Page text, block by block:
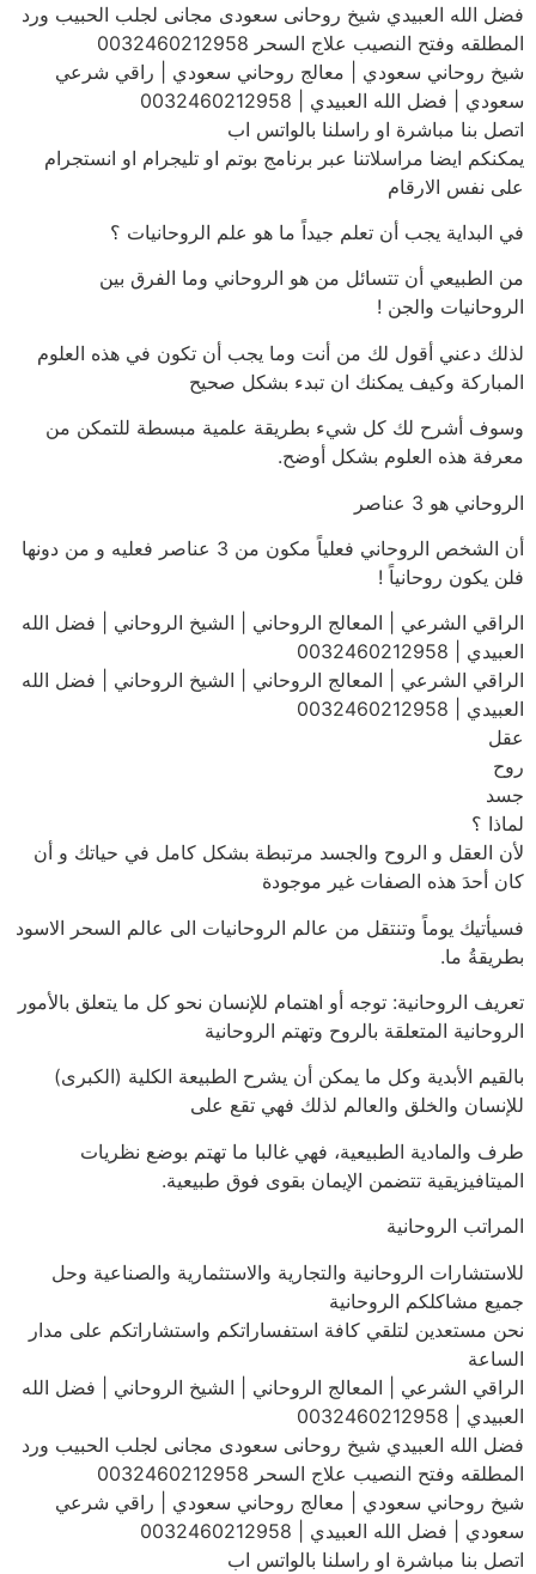
فضل الله العبيدي شيخ روحانى سعودى مجانى لجلب الحبيب ورد
المطلقه وفتح النصيب علاج السحر 0032460212958
شيخ روحاني سعودي | معالج روحاني سعودي | راقي شرعي
سعودي | فضل الله العبيدي | 0032460212958
اتصل بنا مباشرة او راسلنا بالواتس اب
يمكنكم ايضا مراسلاتنا عبر برنامج بوتم او تليجرام او انستجرام
على نفس الارقام
في البداية يجب أن تعلم جيداً ما هو علم الروحانيات ؟
من الطبيعي أن تتسائل من هو الروحاني وما الفرق بين
الروحانيات والجن !
لذلك دعني أقول لك من أنت وما يجب أن تكون في هذه العلوم
المباركة وكيف يمكنك ان تبدء بشكل صحيح
وسوف أشرح لك كل شيء بطريقة علمية مبسطة للتمكن من
معرفة هذه العلوم بشكل أوضح.
الروحاني هو 3 عناصر
أن الشخص الروحاني فعلياً مكون من 3 عناصر فعليه و من دونها
فلن يكون روحانياً !
الراقي الشرعي | المعالج الروحاني | الشيخ الروحاني | فضل الله
العبيدي | 0032460212958
الراقي الشرعي | المعالج الروحاني | الشيخ الروحاني | فضل الله
العبيدي | 0032460212958
عقل
روح
جسد
لماذا ؟
لأن العقل و الروح والجسد مرتبطة بشكل كامل في حياتك و أن
كان أحدَ هذه الصفات غير موجودة
فسيأتيك يوماً وتنتقل من عالم الروحانيات الى عالم السحر الاسود
بطريقةُ ما.
تعريف الروحانية: توجه أو اهتمام للإنسان نحو كل ما يتعلق بالأمور
الروحانية المتعلقة بالروح وتهتم الروحانية
بالقيم الأبدية وكل ما يمكن أن يشرح الطبيعة الكلية (الكبرى)
للإنسان والخلق والعالم لذلك فهي تقع على
طرف والمادية الطبيعية، فهي غالبا ما تهتم بوضع نظريات
الميتافيزيقية تتضمن الإيمان بقوى فوق طبيعية.
المراتب الروحانية
للاستشارات الروحانية والتجارية والاستثمارية والصناعية وحل
جميع مشاكلكم الروحانية
نحن مستعدين لتلقي كافة استفساراتكم واستشاراتكم على مدار
الساعة
الراقي الشرعي | المعالج الروحاني | الشيخ الروحاني | فضل الله
العبيدي | 0032460212958
فضل الله العبيدي شيخ روحانى سعودى مجانى لجلب الحبيب ورد
المطلقه وفتح النصيب علاج السحر 0032460212958
شيخ روحاني سعودي | معالج روحاني سعودي | راقي شرعي
سعودي | فضل الله العبيدي | 0032460212958
اتصل بنا مباشرة او راسلنا بالواتس اب